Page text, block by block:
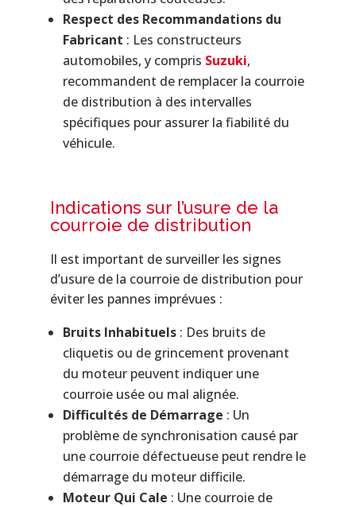
Respect des Recommandations du
Fabricant : Les constructeurs
automobiles, y compris Suzuki,
recommandent de remplacer la courroie
de distribution à des intervalles
spécifiques pour assurer la fiabilité du
véhicule.
Indications sur l’usure de la
courroie de distribution
Il est important de surveiller les signes
d’usure de la courroie de distribution pour
éviter les pannes imprévues :
Bruits Inhabituels: Des bruits de
cliquetis ou de grincement provenant
du moteur peuvent indiquer une
courroie usée ou mal alignée.
Difficultés de Démarrage : Un
problème de synchronisation causé par
une courroie défectueuse peut rendre le
démarrage du moteur difficile.
Moteur Qui Cale : Une courroie de